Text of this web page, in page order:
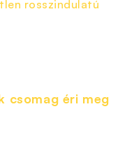
rosszindulatú
csomag éri meg